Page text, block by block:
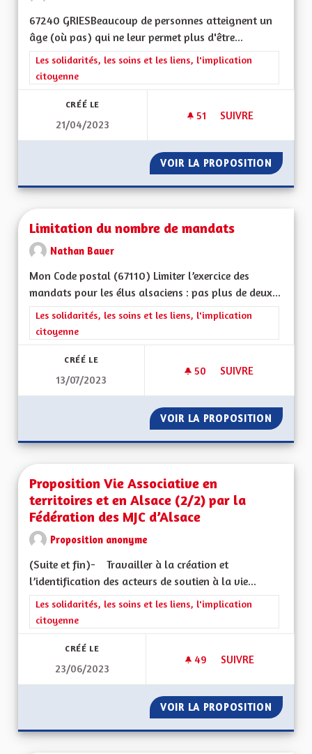
67240 GRIESBeaucoup de personnes atteignent un
âge (où pas) qui ne leur permet plus d'être...
Filtrer les résultats de la catégorie : Les solidarités, les soins
Les solidarités, les soins et les liens, l'implication
citoyenne
CRÉÉ LE
21/04/2023
51 51 ABONNÉS
SUIVRE
VOIR LA PROPOSITION PRISE
Limitation du nombre de mandats
Nathan Bauer
Mon Code postal (67110) Limiter l’exercice des
mandats pour les élus alsaciens : pas plus de deux...
Filtrer les résultats de la catégorie : Les solidarités, les soins
Les solidarités, les soins et les liens, l'implication
citoyenne
CRÉÉ LE
13/07/2023
50 50 ABONNÉS
SUIVRE
VOIR LA PROPOSITION
Proposition Vie Associative en
territoires et en Alsace (2/2) par la
Fédération des MJC d’Alsace
Proposition anonyme
(Suite et fin)- Travailler à la création et
l’identification des acteurs de soutien à la vie...
Filtrer les résultats de la catégorie : Les solidarités, les soins
Les solidarités, les soins et les liens, l'implication
citoyenne
CRÉÉ LE
23/06/2023
49 49 ABONNÉS
SUIVRE
VOIR LA PROPOSITION